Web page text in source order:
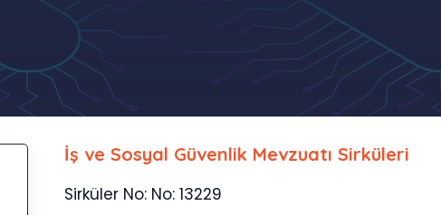
İş ve Sosyal Güvenlik Mevzuatı Sirküleri
Sirküler No: No: 13229